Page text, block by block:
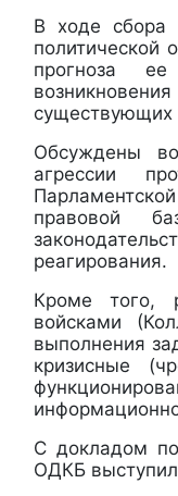
В ходе сбора
политической
прогноза
существующих
Обсуждены
агрессии
правовой
реагирования.
Кроме того,
войсками
выполнения
кризисные
С докладом по
ОДКБ